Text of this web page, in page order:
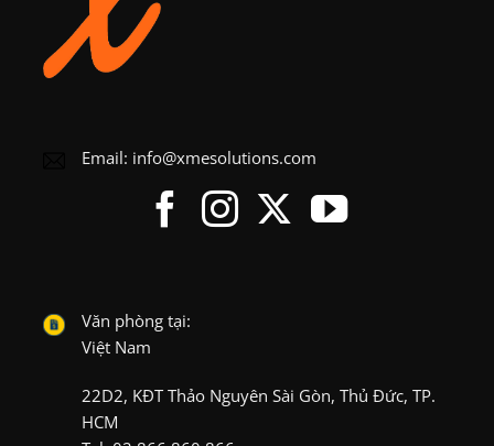
Email: info@xmesolutions.com
Văn phòng tại:
Việt Nam
22D2, KĐT Thảo Nguyên Sài Gòn, Thủ Đức, TP.
HCM